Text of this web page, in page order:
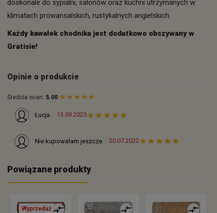
doskonale do sypialni, salonów oraz kuchni utrzymanych w
klimatach prowansalskich, rustykalnych angielskich.
Każdy kawałek chodnika jest dodatkowo obszywany w
Gratisie!
Opinie o produkcie
Średnia ocen: 5.00
Łucja 13.09.2025
Nie kupowałam jeszcze 20.07.2022
Powiązane produkty
Wyprzedaż